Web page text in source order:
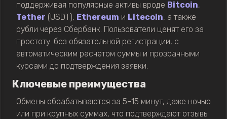
поддерживая популярные активы вроде Bitcoin,
Tether (USDT), Ethereum и Litecoin, а также
рубли через Сбербанк. Пользователи ценят его за
простоту: без обязательной регистрации, с
автоматическим расчетом суммы и прозрачными
курсами до подтверждения заявки.
Ключевые преимущества
Обмены обрабатываются за 5–15 минут, даже ночью
или при крупных суммах, что подтверждают отзывы